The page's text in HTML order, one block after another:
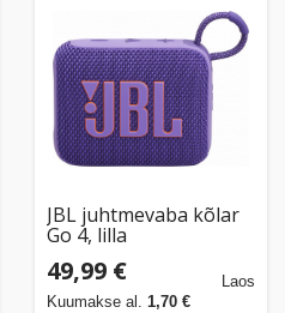
JBL juhtmevaba kõlar
Go 4, lilla
49,99 €
Kuumakse al. 1,70 €
Laos